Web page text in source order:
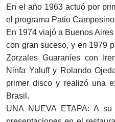
En el año 1963 actuó por
el programa Patio
En 1974 viajó a Buenos
con gran suceso, y en 1979
Zorzales Guaraníes con
Ninfa Yaluff y Rolando
primer disco y realizó una
Brasil.
UNA NUEVA ETAPA: A